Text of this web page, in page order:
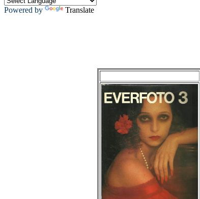
Powered by Translate